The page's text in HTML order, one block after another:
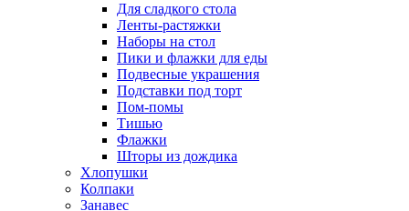
Для сладкого стола
Ленты-растяжки
Наборы на стол
Пики и флажки для еды
Подвесные украшения
Подставки под торт
Пом-помы
Тишью
Флажки
Шторы из дождика
Хлопушки
Колпаки
Занавес